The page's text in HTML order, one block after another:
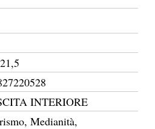
INTERIORE
Medianità,